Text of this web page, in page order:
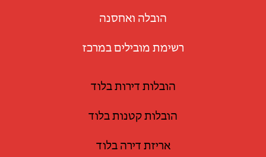
הובלה ואחסנה
רשימת מובילים במרכז
הובלות דירות בלוד
הובלות קטנות בלוד
אריזת דירה בלוד